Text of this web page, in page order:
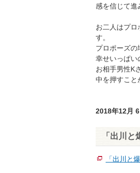
感を信じて進
お二人はプ
す。
プロポーズ
幸せいっぱ
お相手男性K
中を押すこと
2018年12月 6
「出川
「出川と